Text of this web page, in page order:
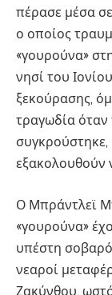
πέρασε μέσα
ο οποίος
«γουρούνα»
νησί του
ξεκούρασης,
τραγωδία
εξακολουθούν
Ο Μπράντλεϊ
«γουρούνα»
υπέστη
νεαροί
Ζακύνθου,